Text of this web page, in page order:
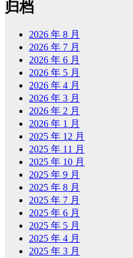
归档
2026 年 8 月
2026 年 7 月
2026 年 6 月
2026 年 5 月
2026 年 4 月
2026 年 3 月
2026 年 2 月
2026 年 1 月
2025 年 12 月
2025 年 11 月
2025 年 10 月
2025 年 9 月
2025 年 8 月
2025 年 7 月
2025 年 6 月
2025 年 5 月
2025 年 4 月
2025 年 3 月